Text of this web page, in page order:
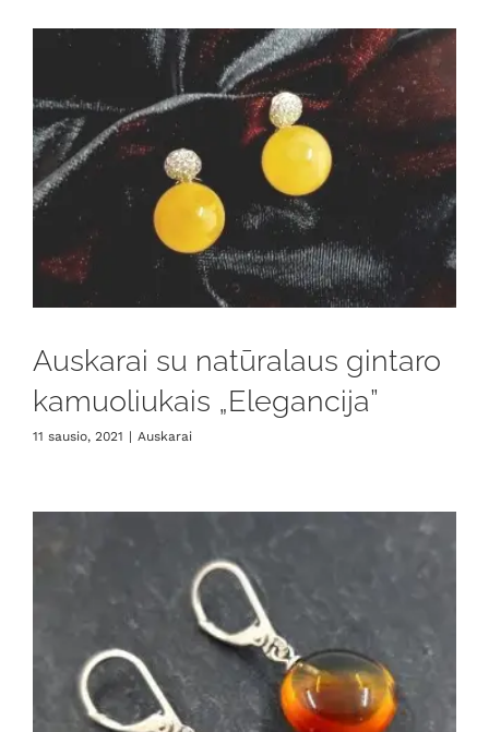
Auskarai su natūralaus gintaro
kamuoliukais „Elegancija”
11 sausio, 2021 | Auskarai